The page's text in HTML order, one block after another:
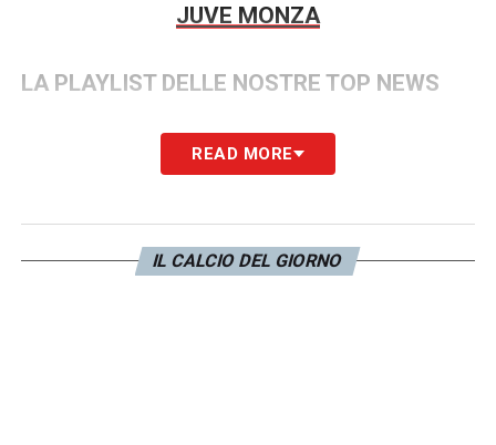
JUVE MONZA
LA PLAYLIST DELLE NOSTRE TOP NEWS
READ MORE
IL CALCIO DEL GIORNO